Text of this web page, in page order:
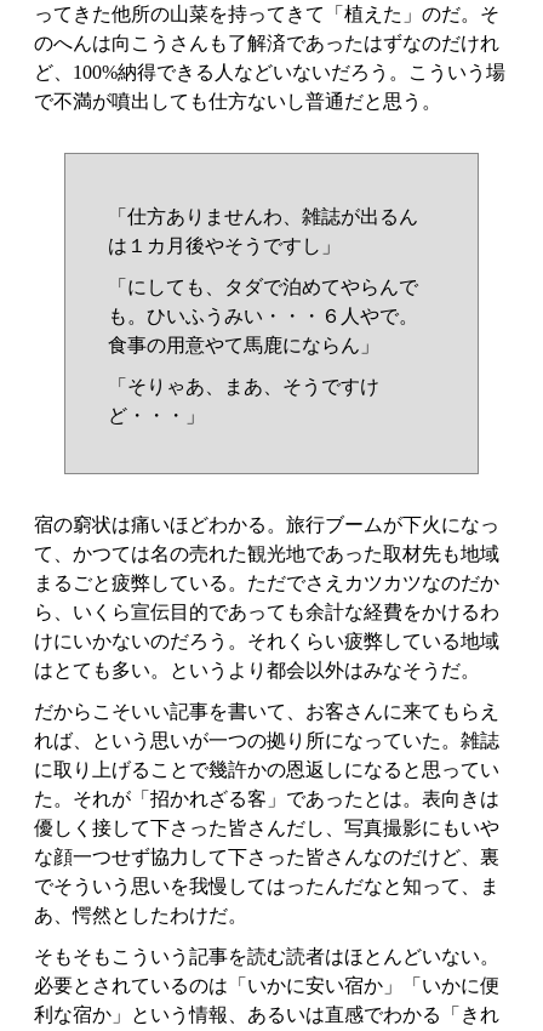
ってきた他所の山菜を持ってきて「植えた」のだ。そ
のへんは向こうさんも了解済であったはずなのだけれ
ど、100%納得できる人などいないだろう。こういう場
で不満が噴出しても仕方ないし普通だと思う。
「仕方ありませんわ、雑誌が出るん
は１カ月後やそうですし」
「にしても、タダで泊めてやらんで
も。ひいふうみい・・・６人やで。
食事の用意やて馬鹿にならん」
「そりゃあ、まあ、そうですけ
ど・・・」
宿の窮状は痛いほどわかる。旅行ブームが下火になっ
て、かつては名の売れた観光地であった取材先も地域
まるごと疲弊している。ただでさえカツカツなのだか
ら、いくら宣伝目的であっても余計な経費をかけるわ
けにいかないのだろう。それくらい疲弊している地域
はとても多い。というより都会以外はみなそうだ。
だからこそいい記事を書いて、お客さんに来てもらえ
れば、という思いが一つの拠り所になっていた。雑誌
に取り上げることで幾許かの恩返しになると思ってい
た。それが「招かれざる客」であったとは。表向きは
優しく接して下さった皆さんだし、写真撮影にもいや
な顔一つせず協力して下さった皆さんなのだけど、裏
でそういう思いを我慢してはったんだなと知って、ま
あ、愕然としたわけだ。
そもそもこういう記事を読む読者はほとんどいない。
必要とされているのは「いかに安い宿か」「いかに便
利な宿か」という情報、あるいは直感でわかる「きれ